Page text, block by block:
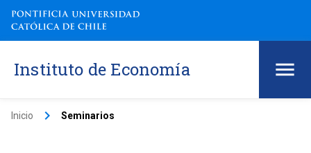
Instituto de Economía
Inicio keyboard_arrow_right Seminarios